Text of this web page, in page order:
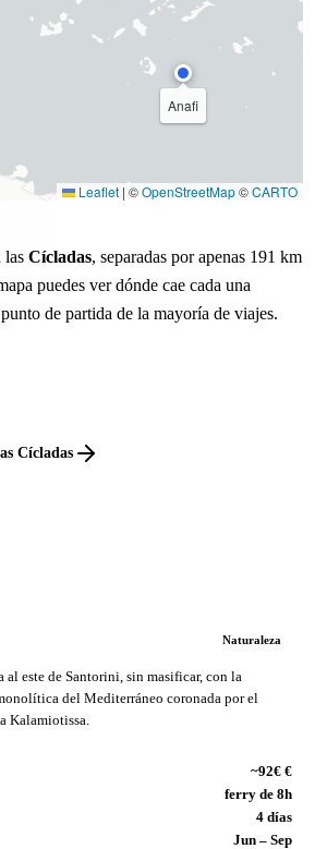
Anafi
Leaflet | ©OpenStreetMap©CARTO
las Cícladas, separadas por apenas 191 km
puedes ver dónde cae cada una
de partida de la mayoría de viajes.
Cícladas
Naturaleza
al este de Santorini, sin masificar, con la
del Mediterráneo coronada por el
Kalamiotissa.
~92€ €
ferry de 8h
4 días
Jun – Sep